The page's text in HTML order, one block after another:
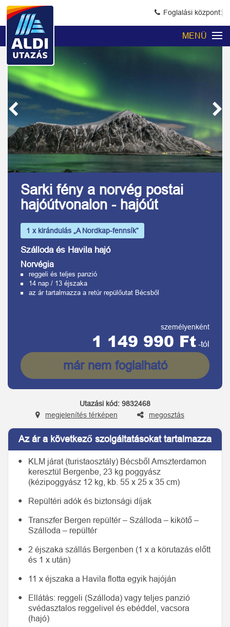
Foglalási központ:
MENÜ
Previous Next
Sarki fény a norvég postai
hajóútvonalon - hajóút
1 x kirándulás „A Nordkap-fennsík”
Szálloda és Havila hajó
Norvégia
reggeli és teljes panzió
14 nap / 13 éjszaka
az ár tartalmazza a retúr repülőutat Bécsből
személyenként
1 149 990 Ft -tól
már nem foglalható
Utazási kód: 9832468
megjelenítés térképen
megosztás
Az ár a következő szolgáltatásokat tartalmazza
KLM járat (turistaosztály) Bécsből Amszterdamon
keresztül Bergenbe, 23 kg poggyász
(kézipoggyász 12 kg, kb. 55 x 25 x 35 cm)
Repültéri adók és biztonsági díjak
Transzfer Bergen repültér – Szálloda – kikötő –
Szálloda – repültér
2 éjszaka szállás Bergenben (1 x a körutazás előtt
és 1 x után)
11 x éjszaka a Havila flotta egyik hajóján
Ellátás: reggeli (Szálloda) vagy teljes panzió
svédasztalos reggelivel és ebéddel, vacsora
(hajó)